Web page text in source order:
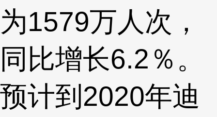
为1579万人次，
同比增长6.2％。
预计到2020年迪